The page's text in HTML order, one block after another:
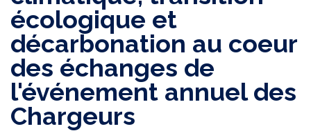
écologique et
décarbonation au coeur
des échanges de
l'événement annuel des
Chargeurs